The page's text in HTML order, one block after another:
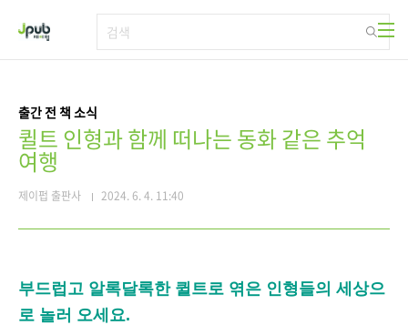
출간 전 책 소식
퀼트 인형과 함께 떠나는 동화 같은 추억
여행
제이펍 출판사 2024. 6. 4. 11:40
부드럽고 알록달록한 퀼트로 엮은 인형들의 세상으
로 놀러 오세요.